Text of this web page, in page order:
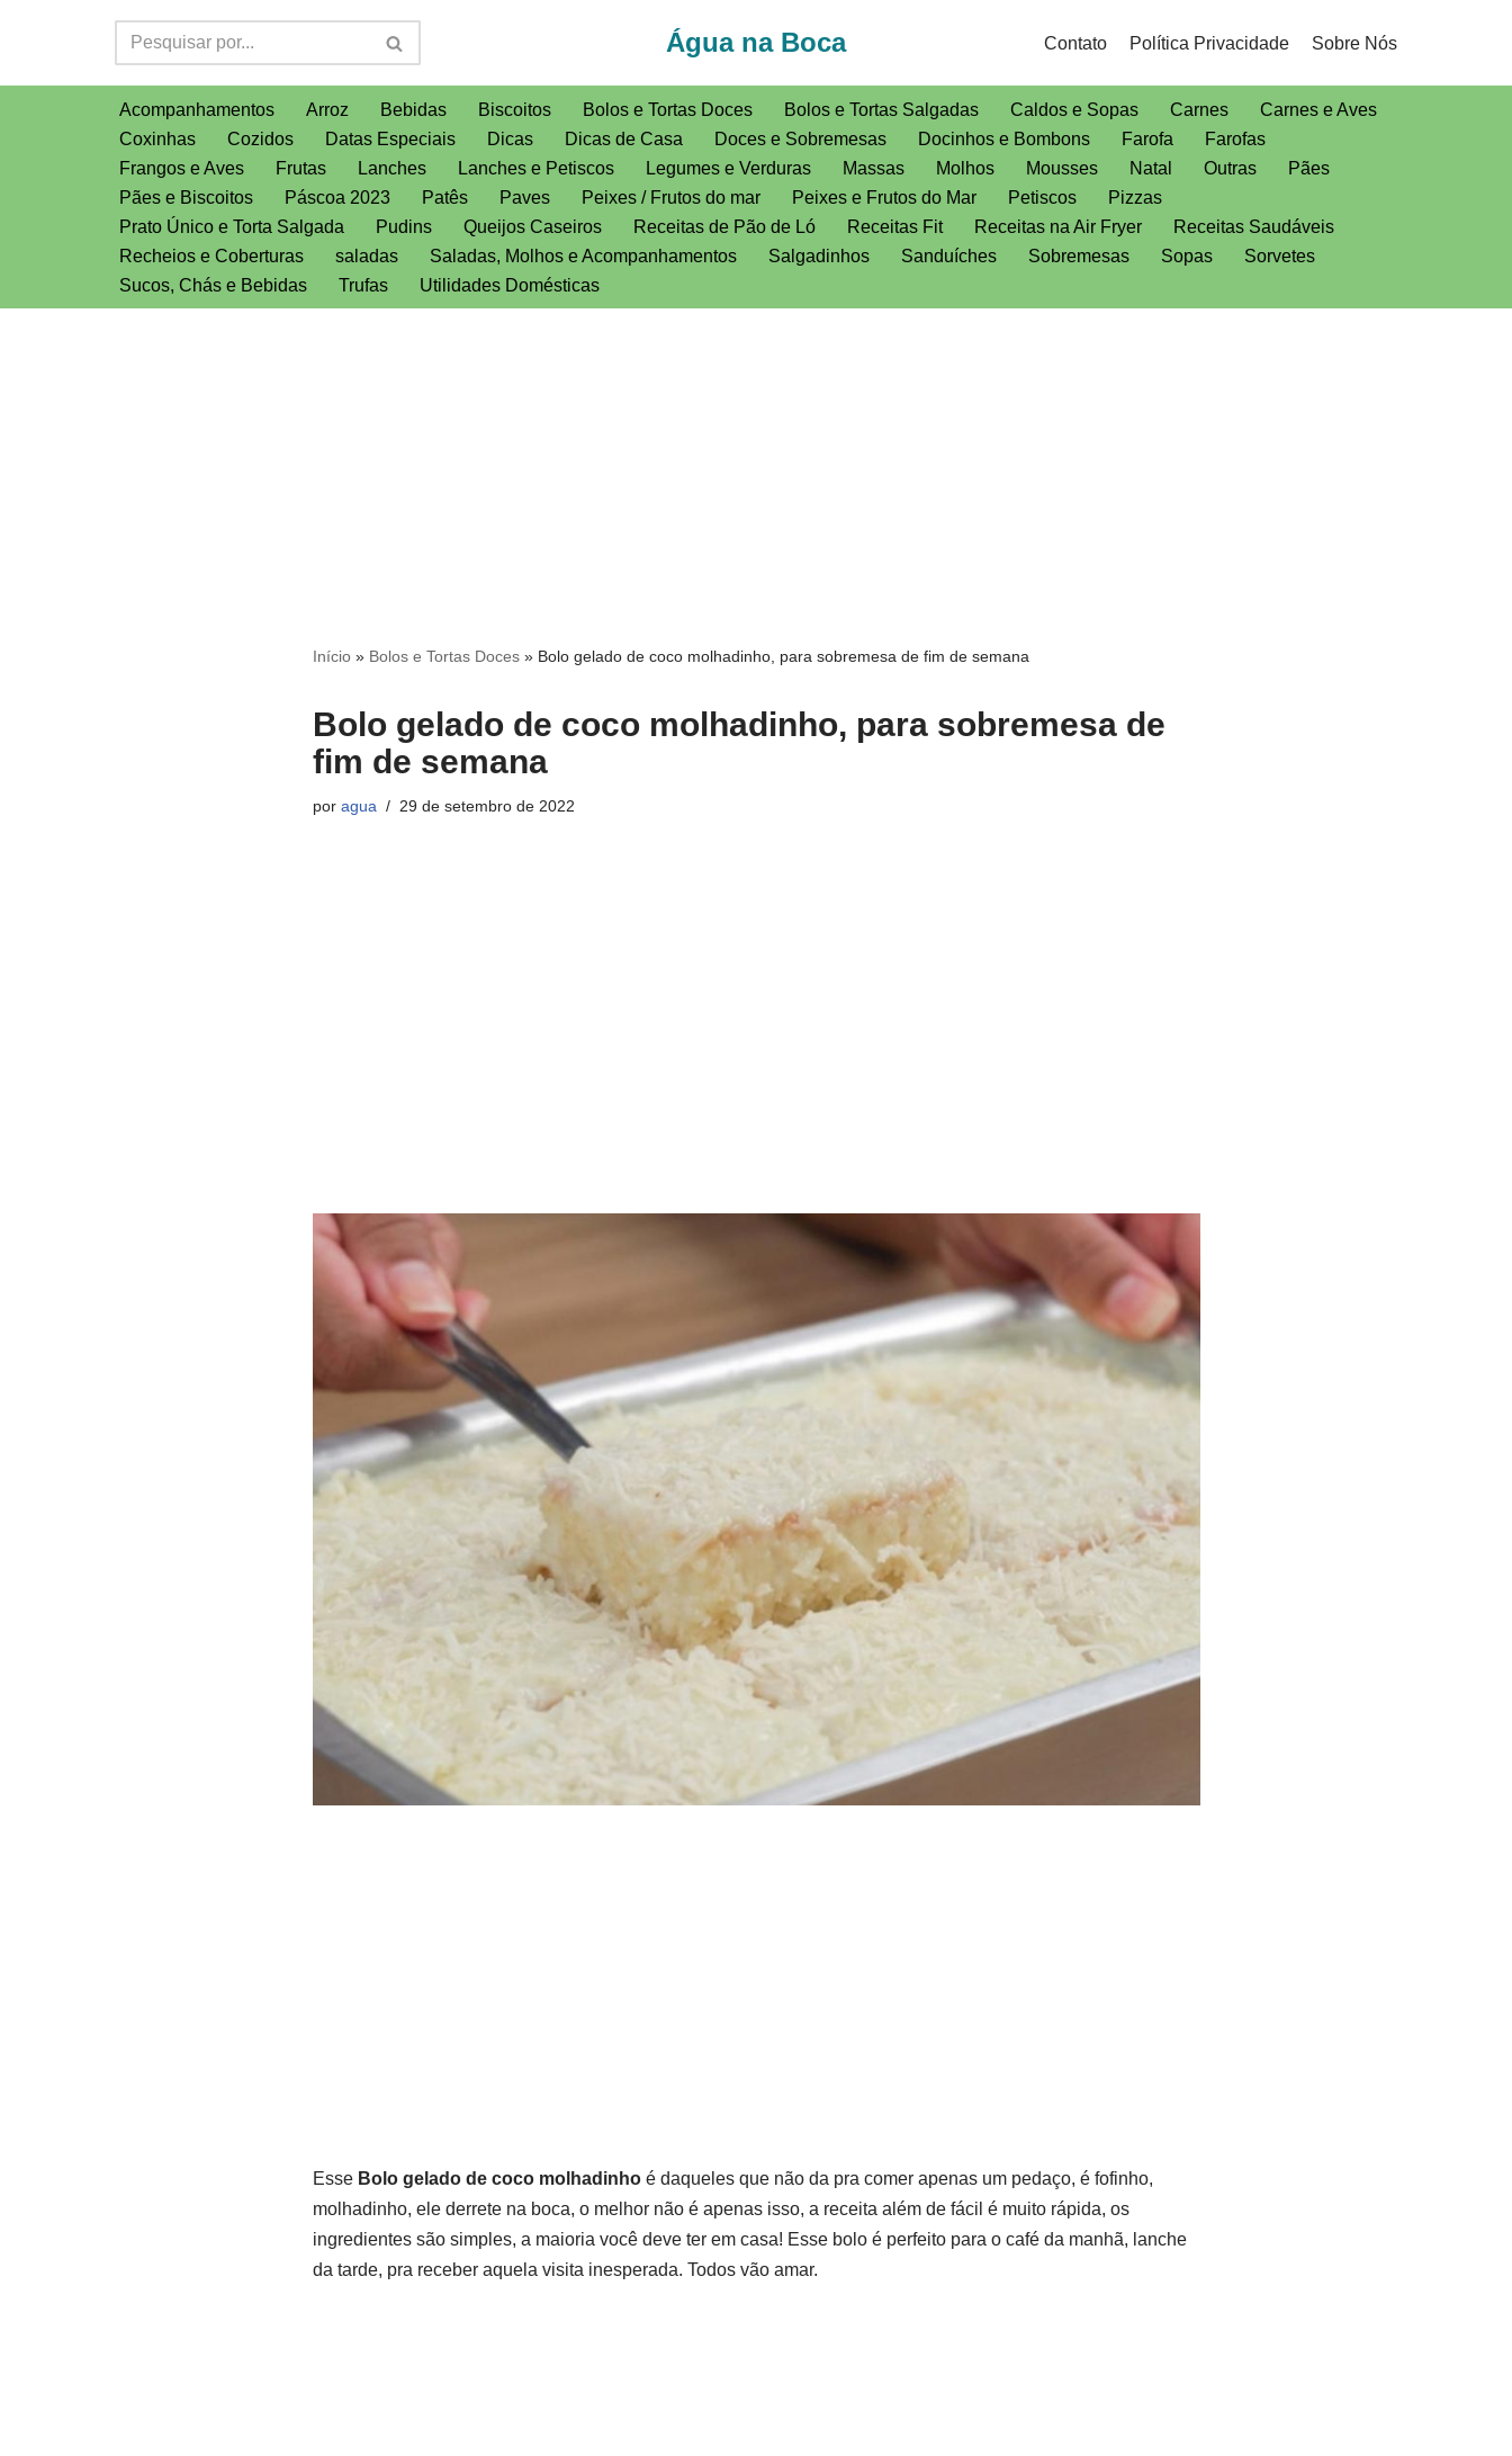
Água na Boca Contato Política Privacidade Sobre Nós
Acompanhamentos Arroz Bebidas Biscoitos Bolos e Tortas Doces Bolos e Tortas Salgadas Caldos e Sopas Carnes
Carnes e Aves
Coxinhas
Cozidos Datas Especiais Dicas Dicas de Casa Doces e Sobremesas Docinhos e Bombons Farofa
Farofas
Frangos e Aves
Frutas Lanches Lanches e Petiscos Legumes e Verduras Massas Molhos Mousses Natal Outras
Pães
Pães e Biscoitos
Páscoa 2023 Patês Paves Peixes / Frutos do mar Peixes e Frutos do Mar Petiscos
Pizzas
Prato Único e Torta Salgada
Pudins Queijos Caseiros Receitas de Pão de Ló Receitas Fit Receitas na Air Fryer
Receitas Saudáveis
Recheios e Coberturas
saladas Saladas, Molhos e Acompanhamentos Salgadinhos Sanduíches Sobremesas Sopas
Sorvetes
Sucos, Chás e Bebidas
Trufas Utilidades Domésticas
Início» Bolos e Tortas Doces» Bolo gelado de coco molhadinho, para sobremesa de fim de semana
Bolo gelado de coco molhadinho, para sobremesa de
fim de semana
por agua 29 de setembro de 2022
Esse Bolo gelado de coco molhadinhoé daqueles que não da pra comer apenas um pedaço, é fofinho,
molhadinho, ele derrete na boca, o melhor não é apenas isso, a receita além de fácil é muito rápida, os
ingredientes são simples, a maioria você deve ter em casa! Esse bolo é perfeito para o café da manhã, lanche
da tarde, pra receber aquela visita inesperada. Todos vão amar.